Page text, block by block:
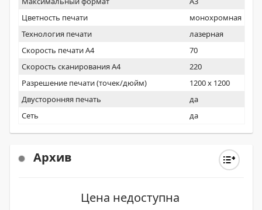
Цветность печати
монохромная
Технология печати
лазерная
Скорость печати А4
70
Скорость сканирования А4
220
Разрешение печати (точек/дюйм)
1200 x 1200
Двусторонняя печать
да
Сеть
да
Архив
Цена недоступна